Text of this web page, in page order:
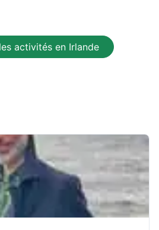
activités en Irlande